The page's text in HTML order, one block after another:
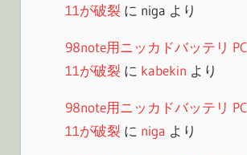
11が破裂に niga より
98note用ニッカドバッテリ
11が破裂に kabekin より
98note用ニッカドバッテリ
11が破裂に niga より